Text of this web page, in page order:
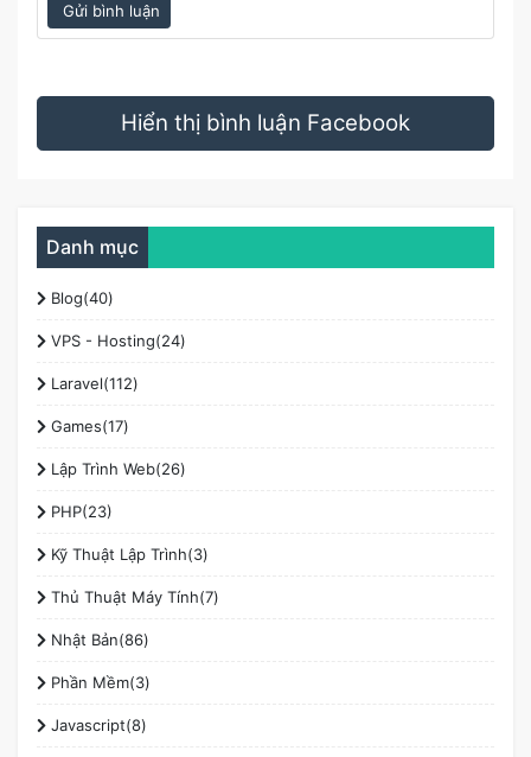
Gửi bình luận
Hiển thị bình luận Facebook
Danh mục
Blog(40)
VPS - Hosting(24)
Laravel(112)
Games(17)
Lập Trình Web(26)
PHP(23)
Kỹ Thuật Lập Trình(3)
Thủ Thuật Máy Tính(7)
Nhật Bản(86)
Phần Mềm(3)
Javascript(8)